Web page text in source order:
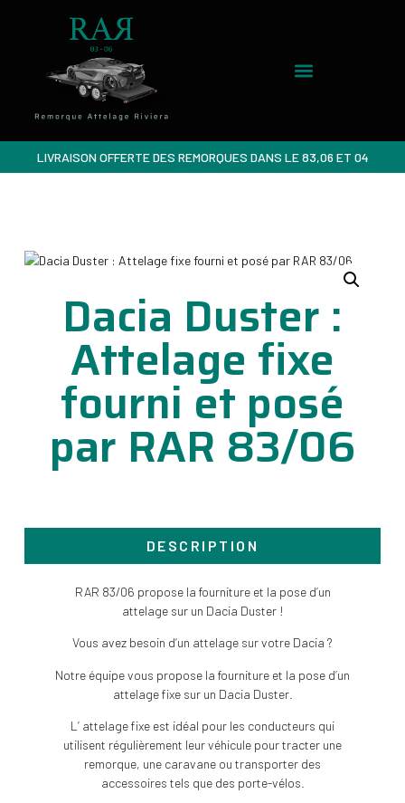
LIVRAISON OFFERTE DES REMORQUES DANS LE 83,06 ET 04
Dacia Duster :
Attelage fixe
fourni et posé
par RAR 83/06
DESCRIPTION
RAR 83/06 propose la fourniture et la pose d’un
attelage sur un Dacia Duster !
Vous avez besoin d’un attelage sur votre Dacia ?
Notre équipe vous propose la fourniture et la pose d’un
attelage fixe sur un Dacia Duster.
L’ attelage fixe est idéal pour les conducteurs qui
utilisent régulièrement leur véhicule pour tracter une
remorque, une caravane ou transporter des
accessoires tels que des porte-vélos.